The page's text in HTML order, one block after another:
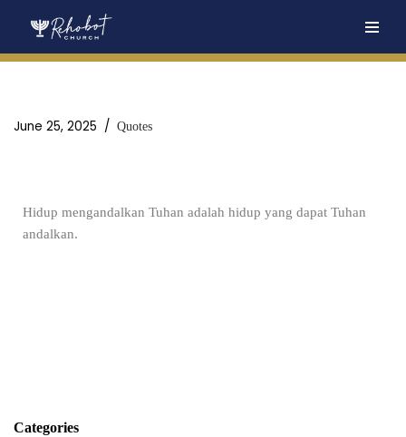
June 25, 2025 Quotes
Hidup mengandalkan Tuhan adalah hidup yang dapat Tuhan
andalkan.
Categories